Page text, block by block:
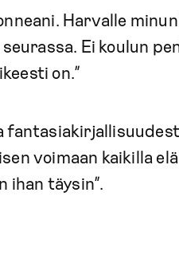
Harvalle
Ei koulun
on.”
voimaan kaikilla
ihan täysin”.